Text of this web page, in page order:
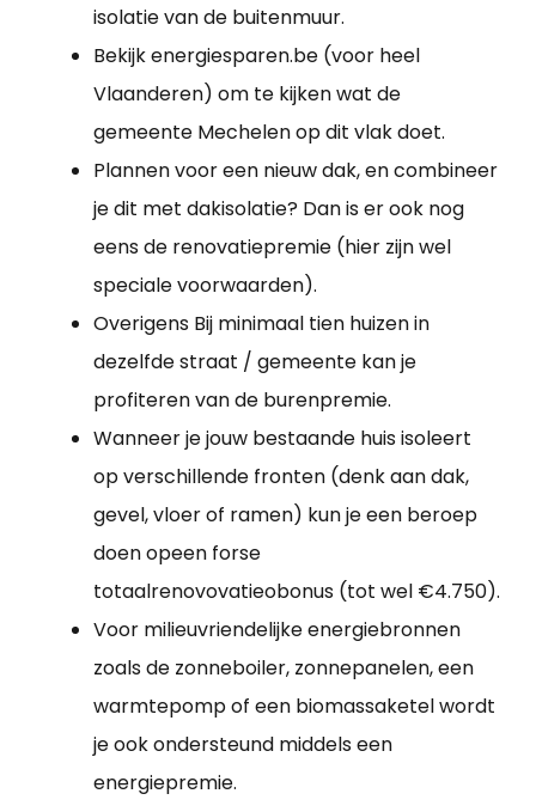
isolatie van de buitenmuur.
Bekijk energiesparen.be (voor heel
Vlaanderen) om te kijken wat de
gemeente Mechelen op dit vlak doet.
Plannen voor een nieuw dak, en combineer
je dit met dakisolatie? Dan is er ook nog
eens de renovatiepremie (hier zijn wel
speciale voorwaarden).
Overigens Bij minimaal tien huizen in
dezelfde straat / gemeente kan je
profiteren van de burenpremie.
Wanneer je jouw bestaande huis isoleert
op verschillende fronten (denk aan dak,
gevel, vloer of ramen) kun je een beroep
doen opeen forse
totaalrenovovatieobonus (tot wel €4.750).
Voor milieuvriendelijke energiebronnen
zoals de zonneboiler, zonnepanelen, een
warmtepomp of een biomassaketel wordt
je ook ondersteund middels een
energiepremie.